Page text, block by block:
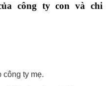
công ty con và chi
công ty mẹ.